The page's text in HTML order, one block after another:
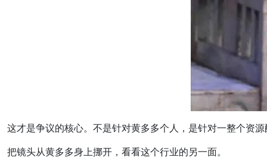
这才是争议的核心。不是针对黄多多个人，是针对一整个资
把镜头从黄多多身上挪开，看看这个行业的另一面。